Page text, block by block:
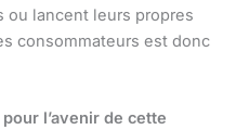
ou lancent leurs propres
consommateurs est donc
l’avenir de cette